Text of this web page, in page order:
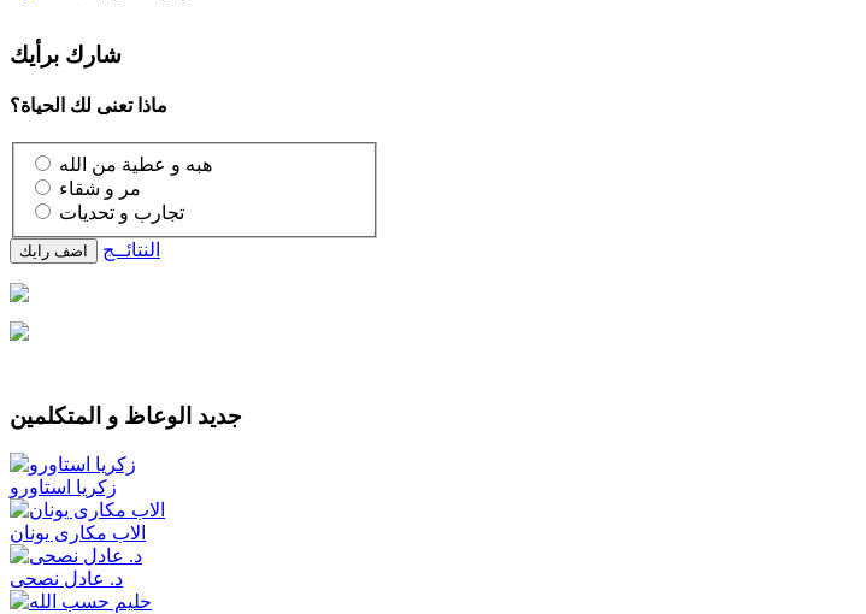
شارك برأيك
ماذا تعنى لك الحياة؟
النتائــج
جديد الوعاظ و المتكلمين
زكريا استاورو
الاب مكارى يونان
د. عادل نصحى